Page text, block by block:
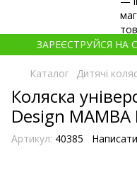
ЗАРЕЄСТРУЙСЯ НА
Каталог Дитячі
Коляска
Design
Артикул: 40385